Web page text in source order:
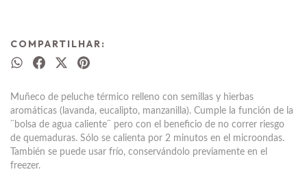
COMPARTILHAR:
Muñeco de peluche térmico relleno con semillas y hierbas
aromáticas (lavanda, eucalipto, manzanilla). Cumple la función de la
¨bolsa de agua caliente¨ pero con el beneficio de no correr riesgo
de quemaduras. Sólo se calienta por 2 minutos en el microondas.
También se puede usar frío, conservándolo previamente en el
freezer.